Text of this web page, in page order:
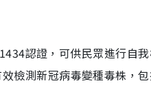
認證，可供民眾進行自
檢測新冠病毒變種毒株，